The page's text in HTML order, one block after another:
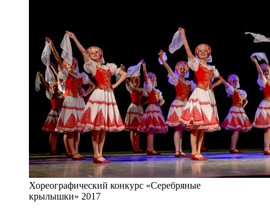
Хореографический конкурс «Серебряные
крылышки» 2017